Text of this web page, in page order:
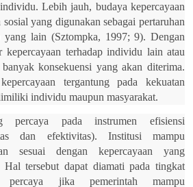
Lebih jauh, budaya kepercayaan
yang digunakan sebagai pertaruhan
yang lain (Sztompka, 1997; 9). Dengan
kepercayaan terhadap individu lain atau
konsekuensi yang akan diterima.
tergantung pada kekuatan
individu maupun masyarakat.
percaya pada instrumen efisiensi
dan efektivitas). Institusi mampu
sesuai dengan kepercayaan yang
tersebut dapat diamati pada tingkat
percaya jika pemerintah mampu